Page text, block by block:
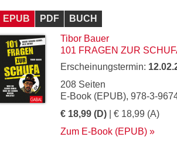
EPUB PDF
BUCH
Tibor Bauer
101 FRAGEN ZUR
Erscheinungstermin:
208 Seiten
E-Book (EPUB), 978-3-
€ 18,99 (D) | € 18,99 (A)
Zum E-Book (EPUB)